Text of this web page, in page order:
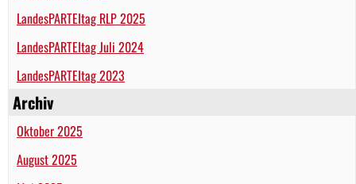
LandesPARTEItag RLP 2025
LandesPARTEItag Juli 2024
LandesPARTEItag 2023
Archiv
Oktober 2025
August 2025